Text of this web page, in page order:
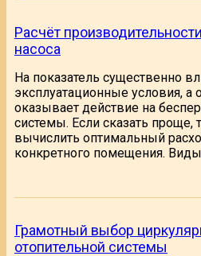
Расчёт
насоса
На показатель существенно
эксплуатационные условия, а
оказывает действие на
системы. Если сказать проще,
вычислить оптимальный
конкретного помещения.
Грамотный выбор
отопительной системы